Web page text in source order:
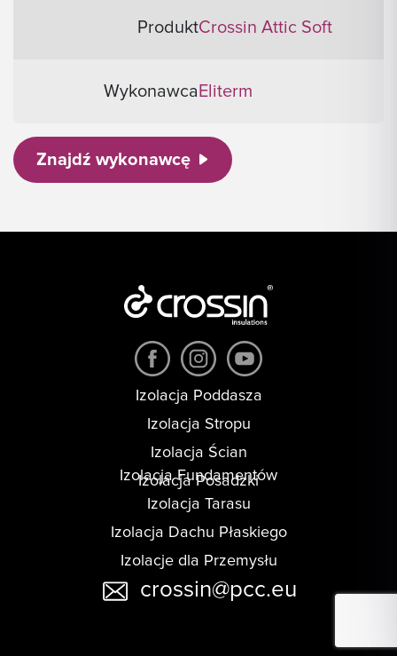
ProduktCrossin Attic Soft
Wykonawca Eliterm
Znajdź wykonawcę
Izolacja Poddasza
Izolacja Stropu
Izolacja Ścian
Izolacja Posadzki
Izolacja Fundamentów
Izolacja Tarasu
Izolacja Dachu Płaskiego
Izolacje dla Przemysłu
crossin@pcc.eu